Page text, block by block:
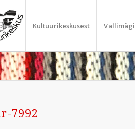
Kultuurikeskusest Vallimägi
7992